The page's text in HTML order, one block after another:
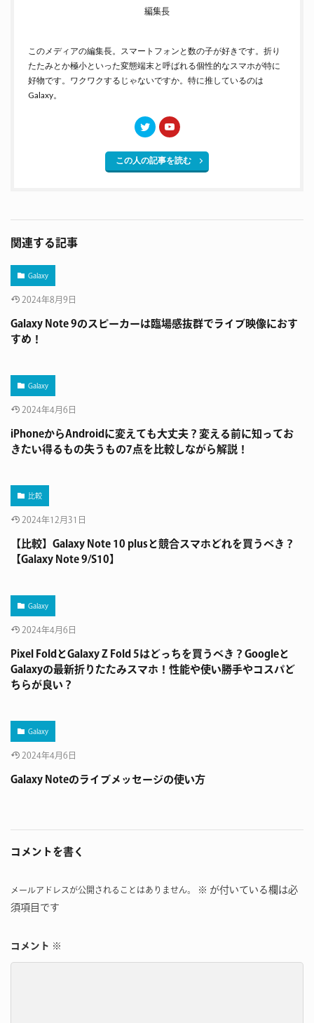
編集長
このメディアの編集長。スマートフォンと数の子が好きです。折り
たたみとか極小といった変態端末と呼ばれる個性的なスマホが特に
好物です。ワクワクするじゃないですか。特に推しているのは
Galaxy。
この人の記事を読む
関連する記事
Galaxy
2024年8月9日
‪Galaxy Note 9のスピーカーは臨場感抜群でライブ映像におす
すめ！
Galaxy
2024年4月6日
iPhoneからAndroidに変えても大丈夫？変える前に知ってお
きたい得るもの失うもの7点を比較しながら解説！
比較
2024年12月31日
【比較】Galaxy Note 10 plusと競合スマホどれを買うべき？
【Galaxy Note 9/S10】
Galaxy
2024年4月6日
Pixel FoldとGalaxy Z Fold 5はどっちを買うべき？Googleと
Galaxyの最新折りたたみスマホ！性能や使い勝手やコスパど
ちらが良い？
Galaxy
2024年4月6日
‪Galaxy Noteのライブメッセージの使い方
コメントを書く
メールアドレスが公開されることはありません。 ※ が付いている欄は必
須項目です
コメント ※